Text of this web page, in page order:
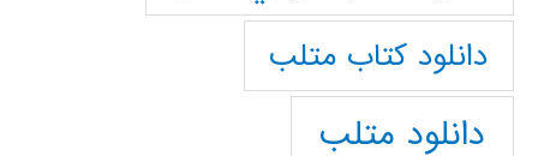
دانلود كتاب متلب
دانلود متلب